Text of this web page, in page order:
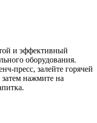
и эффективный
оборудования.
пресс, залейте горячей
затем нажмите на